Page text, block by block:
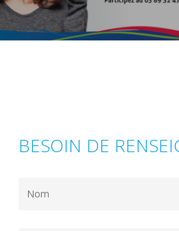
BESOIN DE